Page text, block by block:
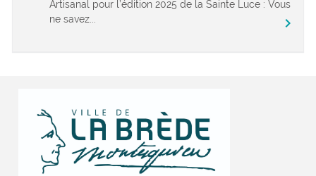
Artisanal pour l’édition 2025 de la Sainte Luce : Vous
ne savez...
chevron_right